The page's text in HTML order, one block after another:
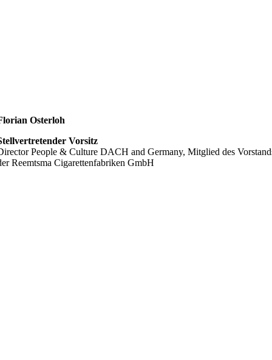
Osterloh
Vorsitz
People & Culture DACH and Germany, Mitglied des
Reemtsma Cigarettenfabriken GmbH